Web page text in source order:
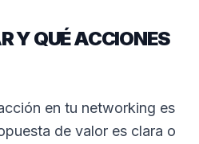
Y QUÉ ACCIONES
en tu networking es
de valor es clara o